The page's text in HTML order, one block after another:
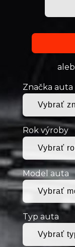
Značka auta
Rok výroby
Model auta
Typ auta